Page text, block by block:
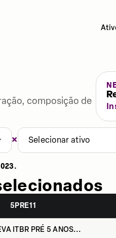
composição de
× Selecionar ativo
.
5PRE11
ITBR PRÉ 5 ANOS...